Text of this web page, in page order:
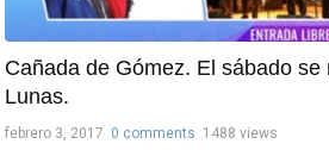
Cañada de Gómez. El sábado se
Lunas.
febrero 3, 2017 0 comments 1488 views